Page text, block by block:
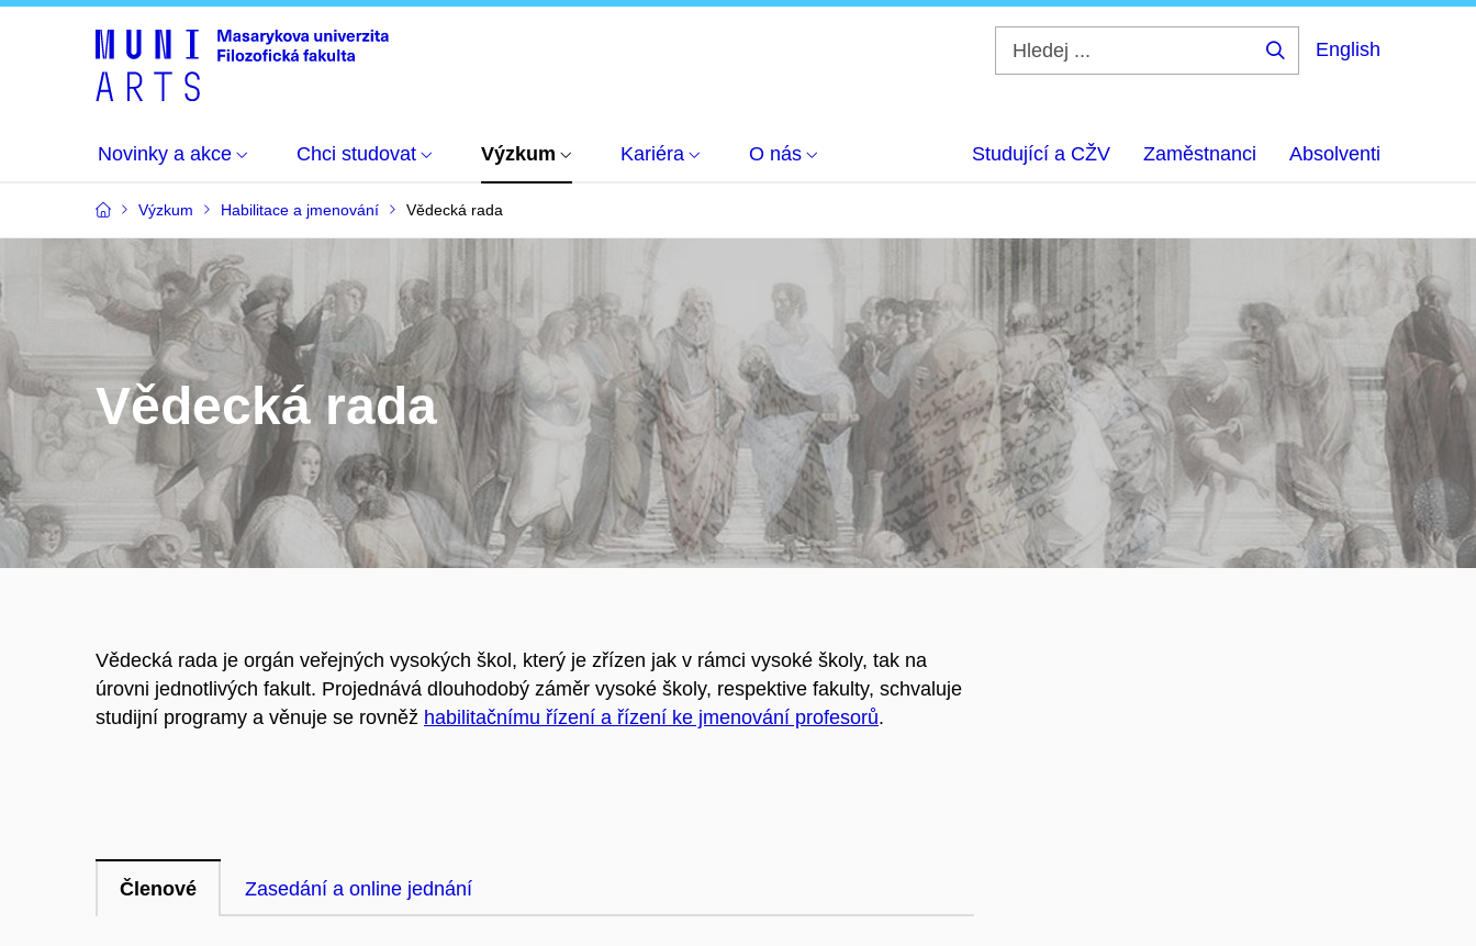
English
Novinky a akce Chci studovat Výzkum Kariéra O nás Studující a CŽV Zaměstnanci Absolventi
Výzkum Habilitace a jmenování Vědecká rada
Vědecká rada
Vědecká rada je orgán veřejných vysokých škol, který je zřízen jak v rámci vysoké školy, tak na
úrovni jednotlivých fakult. Projednává dlouhodobý záměr vysoké školy, respektive fakulty, schvaluje
studijní programy a věnuje se rovněž habilitačnímu řízení a řízení ke jmenování profesorů.
Členové Zasedání a online jednání